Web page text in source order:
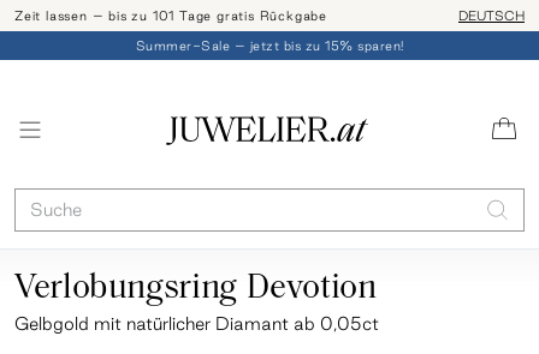
Zeit lassen – bis zu 101 Tage gratis Rückgabe Ringgröße
DEUTSCH
Summer-Sale – jetzt bis zu 15% sparen!
Verlobungsring Devotion
Gelbgold mit natürlicher Diamant ab 0,05ct